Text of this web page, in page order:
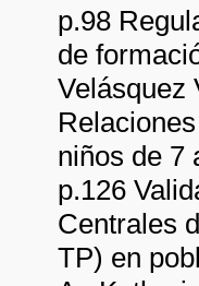
p.98
de
Velásquez
niños de 7
p.126
Centrales
TP) en